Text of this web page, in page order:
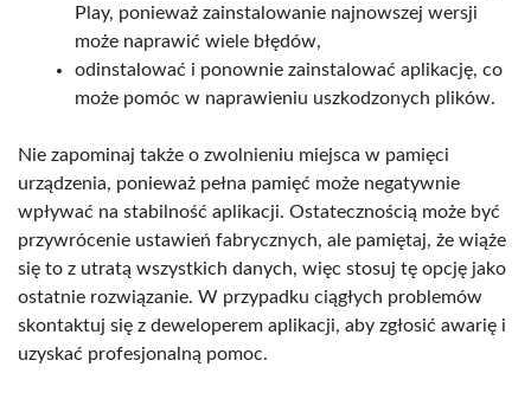
Play, ponieważ zainstalowanie najnowszej wersji
może naprawić wiele błędów,
odinstalować i ponownie zainstalować aplikację, co
może pomóc w naprawieniu uszkodzonych plików.
Nie zapominaj także o zwolnieniu miejsca w pamięci
urządzenia, ponieważ pełna pamięć może negatywnie
wpływać na stabilność aplikacji. Ostatecznością może być
przywrócenie ustawień fabrycznych, ale pamiętaj, że wiąże
się to z utratą wszystkich danych, więc stosuj tę opcję jako
ostatnie rozwiązanie. W przypadku ciągłych problemów
skontaktuj się z deweloperem aplikacji, aby zgłosić awarię i
uzyskać profesjonalną pomoc.